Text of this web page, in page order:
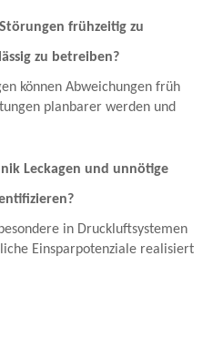
frühzeitig zu
zu betreiben?
können Abweichungen früh
planbarer werden und
Leckagen und unnötige
in Druckluftsystemen
Einsparpotenziale realisiert